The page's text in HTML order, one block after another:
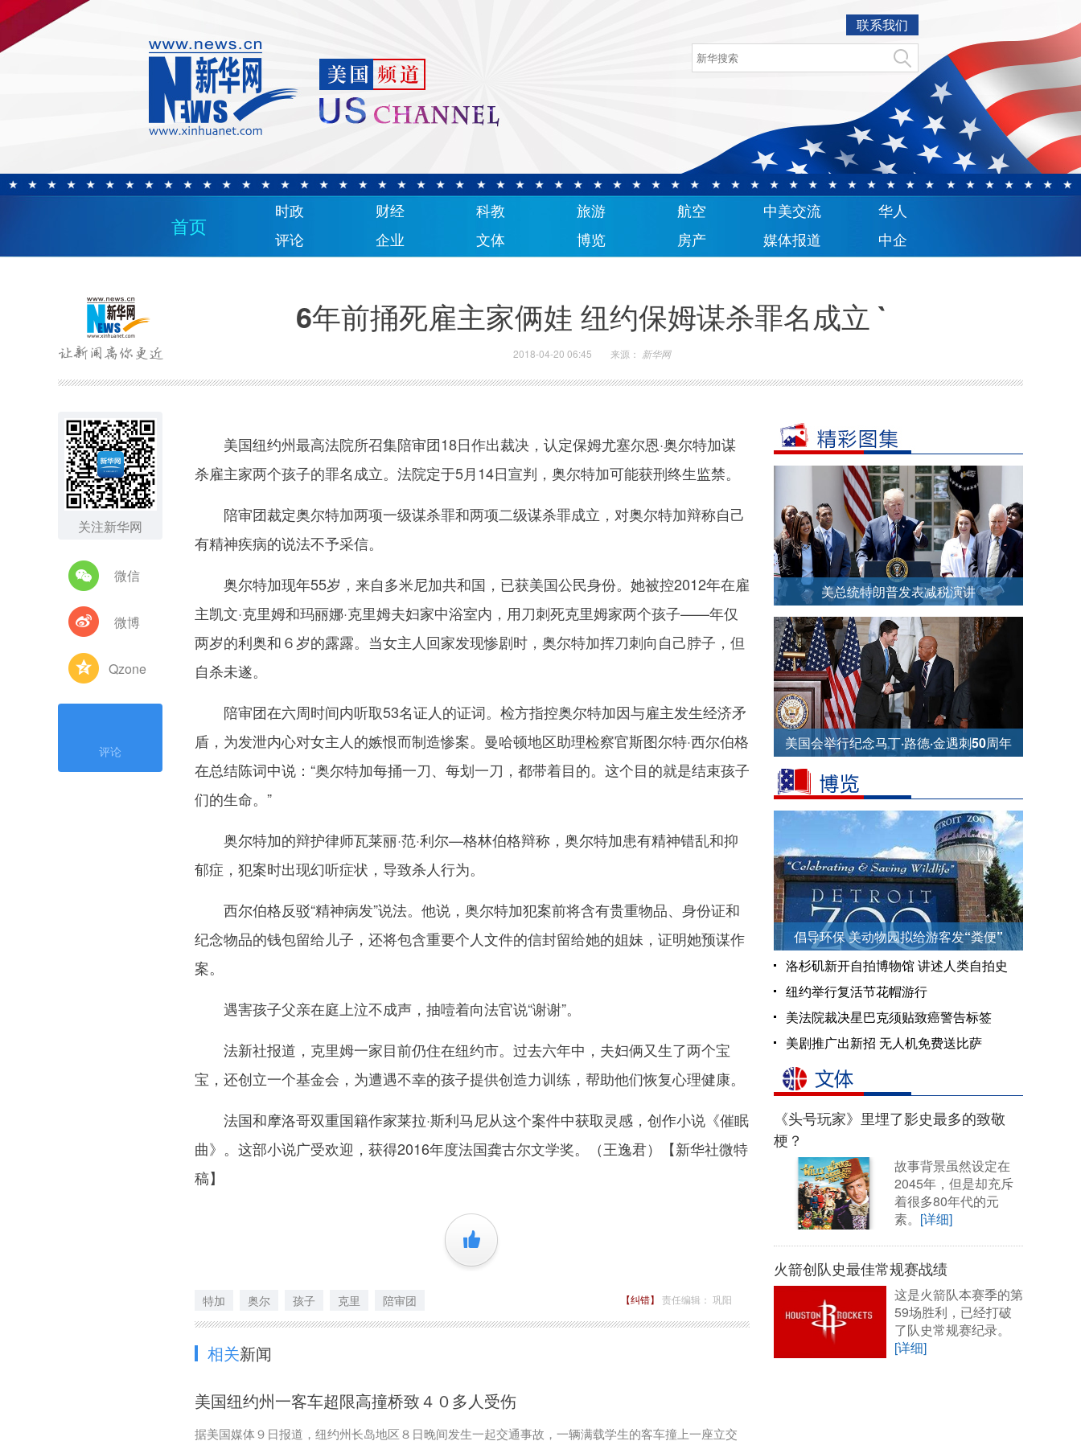
联系我们
首页
时政 财经 科教 旅游 航空 中美交流
华人
评论
企业 文体 博览 房产 媒体报道 中企
6年前捅死雇主家俩娃 纽约保姆谋杀罪名成立 `
2018-04-20 06:45 来源： 新华网
关注新华网
微信
微博
Qzone
评论
美国纽约州最高法院所召集陪审团18日作出裁决，认定保姆尤塞尔恩·奥尔特加谋
杀雇主家两个孩子的罪名成立。法院定于5月14日宣判，奥尔特加可能获刑终生监禁。
陪审团裁定奥尔特加两项一级谋杀罪和两项二级谋杀罪成立，对奥尔特加辩称自己
有精神疾病的说法不予采信。
奥尔特加现年55岁，来自多米尼加共和国，已获美国公民身份。她被控2012年在雇
主凯文·克里姆和玛丽娜·克里姆夫妇家中浴室内，用刀刺死克里姆家两个孩子——年仅
两岁的利奥和６岁的露露。当女主人回家发现惨剧时，奥尔特加挥刀刺向自己脖子，但
自杀未遂。
陪审团在六周时间内听取53名证人的证词。检方指控奥尔特加因与雇主发生经济矛
盾，为发泄内心对女主人的嫉恨而制造惨案。曼哈顿地区助理检察官斯图尔特·西尔伯格
在总结陈词中说：“奥尔特加每捅一刀、每划一刀，都带着目的。这个目的就是结束孩子
们的生命。”
奥尔特加的辩护律师瓦莱丽·范·利尔—格林伯格辩称，奥尔特加患有精神错乱和抑
郁症，犯案时出现幻听症状，导致杀人行为。
西尔伯格反驳“精神病发”说法。他说，奥尔特加犯案前将含有贵重物品、身份证和
纪念物品的钱包留给儿子，还将包含重要个人文件的信封留给她的姐妹，证明她预谋作
案。
遇害孩子父亲在庭上泣不成声，抽噎着向法官说“谢谢”。
法新社报道，克里姆一家目前仍住在纽约市。过去六年中，夫妇俩又生了两个宝
宝，还创立一个基金会，为遭遇不幸的孩子提供创造力训练，帮助他们恢复心理健康。
法国和摩洛哥双重国籍作家莱拉·斯利马尼从这个案件中获取灵感，创作小说《催眠
曲》。这部小说广受欢迎，获得2016年度法国龚古尔文学奖。（王逸君）【新华社微特
稿】
+1
特加 奥尔 孩子 克里 陪审团 【纠错】 责任编辑： 巩阳
相关新闻
美国纽约州一客车超限高撞桥致４０多人受伤
据美国媒体９日报道，纽约州长岛地区８日晚间发生一起交通事故，一辆满载学生的客车撞上一座立交
美总统特朗普发表减税演讲
美国会举行纪念马丁·路德·金遇刺50周年
倡导环保 美动物园拟给游客发“粪便”
洛杉矶新开自拍博物馆 讲述人类自拍史
纽约举行复活节花帽游行
美法院裁决星巴克须贴致癌警告标签
美剧推广出新招 无人机免费送比萨
《头号玩家》里埋了影史最多的致敬
梗？
故事背景虽然设定在
2045年，但是却充斥
着很多80年代的元
素。 [详细]
火箭创队史最佳常规赛战绩
这是火箭队本赛季的第
59场胜利，已经打破
了队史常规赛纪录。
[详细]